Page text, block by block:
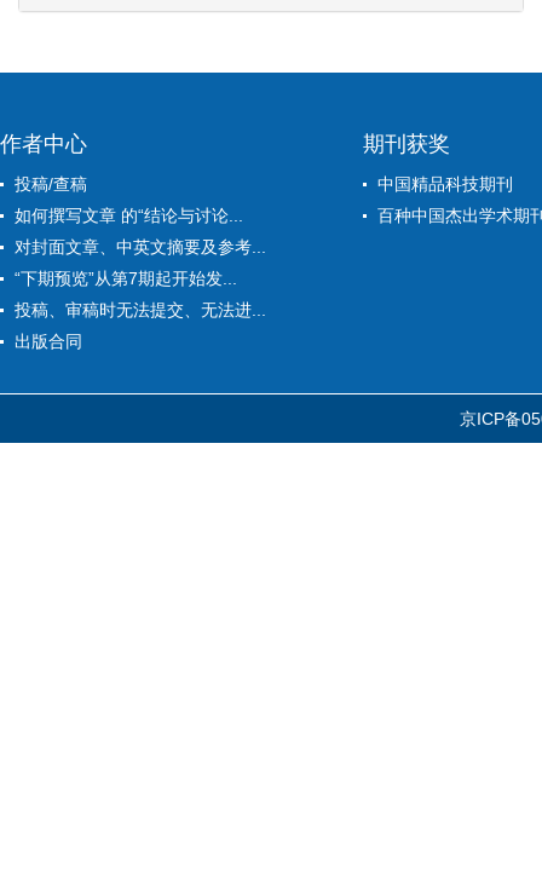
作者中心
投稿/查稿
如何撰写文章 的“结论与讨论...
对封面文章、中英文摘要及参考...
“下期预览”从第7期起开始发...
投稿、审稿时无法提交、无法进...
出版合同
期刊获奖
中国精品科技期刊
百种中国杰出学术期
京ICP备